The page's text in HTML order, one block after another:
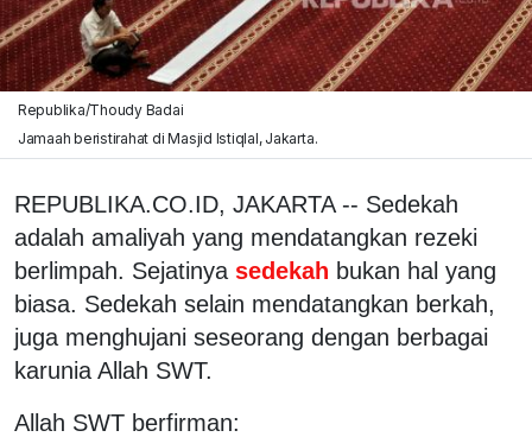
Republika/Thoudy Badai
Jamaah beristirahat di Masjid Istiqlal, Jakarta.
REPUBLIKA.CO.ID, JAKARTA -- Sedekah
adalah amaliyah yang mendatangkan rezeki
berlimpah. Sejatinya sedekah bukan hal yang
biasa. Sedekah selain mendatangkan berkah,
juga menghujani seseorang dengan berbagai
karunia Allah SWT.
Allah SWT berfirman: